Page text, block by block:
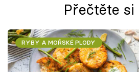
Přečtěte si
RYBY A MOŘSKÉ PLODY